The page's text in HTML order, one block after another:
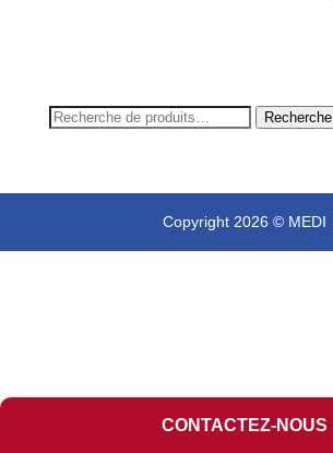
Recherche
Recherche
Copyright 2026 © MEDI
CONTACTEZ-NOUS